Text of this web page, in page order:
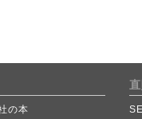
の本